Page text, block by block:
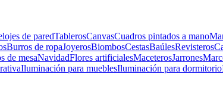
de paredTablerosCanvasCuadros pintados a mano
Burros de ropaJoyerosBiombosCestasBaúlesRevisteros
de mesaNavidadFlores artificialesMaceterosJarrones
Iluminación para mueblesIluminación para dormitorio